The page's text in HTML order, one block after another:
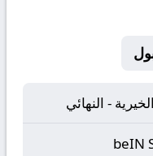
- النهائي
beIN